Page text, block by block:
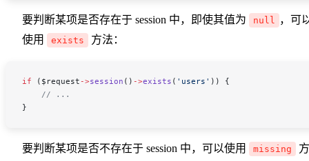
要判断某项是否存在于 session 中，即使其值为 null
，可
使用
exists 方法：
if ( $request ->session () ->exists ( 'users' )) {
    // ...
}
要判断某项是否不存在于 session 中，可以使用 missing
方